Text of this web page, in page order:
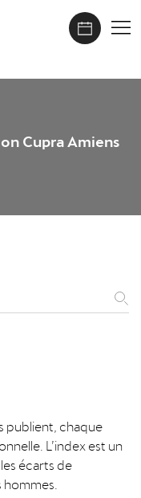
Cupra Amiens
publient, chaque
L’index est un
écarts de